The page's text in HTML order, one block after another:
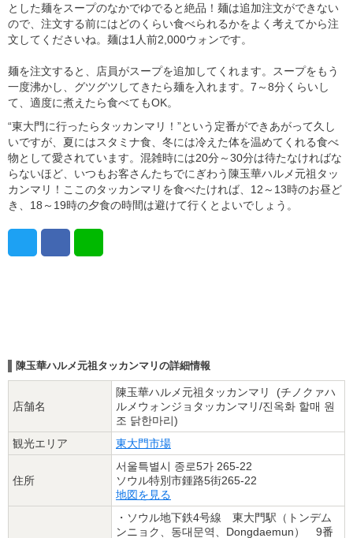
とした麺をスープのなかでゆでると絶品！麺は追加注文ができない
ので、注文する前にはどのくらい食べられるかをよく考えてから注
文してくださいね。麺は1人前2,000ウォンです。
麺を注文すると、店員がスープを追加してくれます。スープをもう
一度沸かし、グツグツしてきたら麺を入れます。7～8分くらいし
て、適度に煮えたら食べてもOK。
“東大門に行ったらタッカンマリ！”という定番ができあがって久し
いですが、夏にはスタミナ食、冬には冷えた体を温めてくれる食べ
物として愛されています。混雑時には20分～30分は待たなければな
らないほど、いつもお客さんたちでにぎわう陳玉華ハルメ元祖タッ
カンマリ！ここのタッカンマリを食べたければ、12～13時のお昼ど
き、18～19時の夕食の時間は避けて行くとよいでしょう。
陳玉華ハルメ元祖タッカンマリの詳細情報
店舗名
陳玉華ハルメ元祖タッカンマリ (チノクァハ
ルメウォンジョタッカンマリ/진옥화 할매 원
조 닭한마리)
観光エリア
東大門市場
住所
서울특별시 종로5가 265-22
ソウル特別市鍾路5街265-22
地図を見る
・ソウル地下鉄4号線 東大門駅（トンデム
ンニョク、동대문역、Dongdaemun） 9番